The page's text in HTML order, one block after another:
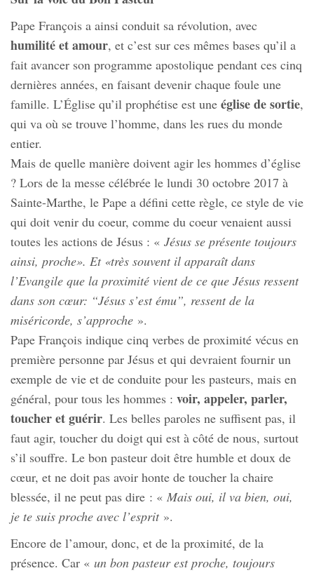
Pape François a ainsi conduit sa révolution, avec
humilité et amour, et c’est sur ces mêmes bases qu’il a
fait avancer son programme apostolique pendant ces cinq
dernières années, en faisant devenir chaque foule une
famille. L’Église qu’il prophétise est une église de sortie,
qui va où se trouve l’homme, dans les rues du monde
entier.
Mais de quelle manière doivent agir les hommes d’église
? Lors de la messe célébrée le lundi 30 octobre 2017 à
Sainte-Marthe, le Pape a défini cette règle, ce style de vie
qui doit venir du coeur, comme du coeur venaient aussi
toutes les actions de Jésus : « Jésus se présente toujours
ainsi, proche». Et «très souvent il apparaît dans
l’Evangile que la proximité vient de ce que Jésus ressent
dans son cœur: “Jésus s’est ému”, ressent de la
miséricorde, s’approche ».
Pape François indique cinq verbes de proximité vécus en
première personne par Jésus et qui devraient fournir un
exemple de vie et de conduite pour les pasteurs, mais en
général, pour tous les hommes : voir, appeler, parler,
toucher et guérir. Les belles paroles ne suffisent pas, il
faut agir, toucher du doigt qui est à côté de nous, surtout
s’il souffre. Le bon pasteur doit être humble et doux de
cœur, et ne doit pas avoir honte de toucher la chaire
blessée, il ne peut pas dire : « Mais oui, il va bien, oui,
je te suis proche avec l’esprit».
Encore de l’amour, donc, et de la proximité, de la
présence. Car « un bon pasteur est proche, toujours